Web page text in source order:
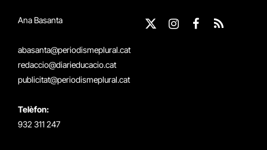
Ana Basanta
abasanta@periodismeplural.cat
redaccio@diarieducacio.cat
publicitat@periodismeplural.cat
Telèfon:
932 311 247
X
InstagramFacebook
RSS